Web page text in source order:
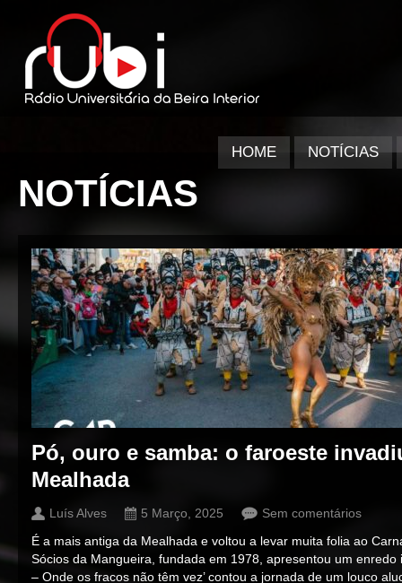
HOME NOTÍCIAS
NOTÍCIAS
Pó, ouro e samba: o faroeste
Mealhada
Luís Alves 5 Março, 2025
Sem comentários
É a mais antiga da Mealhada e voltou a levar muita folia ao
Sócios da Mangueira, fundada em 1978, apresentou um enredo
– Onde os fracos não têm vez’ contou a jornada de um louco